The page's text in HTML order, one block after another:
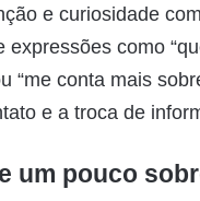
e curiosidade
expressões como
“me conta mais
e a troca de
um pouco